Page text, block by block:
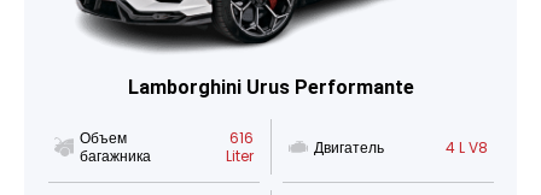
Lamborghini Urus Performante
Объем
багажника
616
Liter
Двигатель 4 L V8